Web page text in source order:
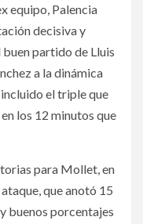
equipo, Palencia
decisiva y
partido de Lluis
a la dinámica
el triple que
los 12 minutos que
para Mollet, en
que anotó 15
buenos porcentajes